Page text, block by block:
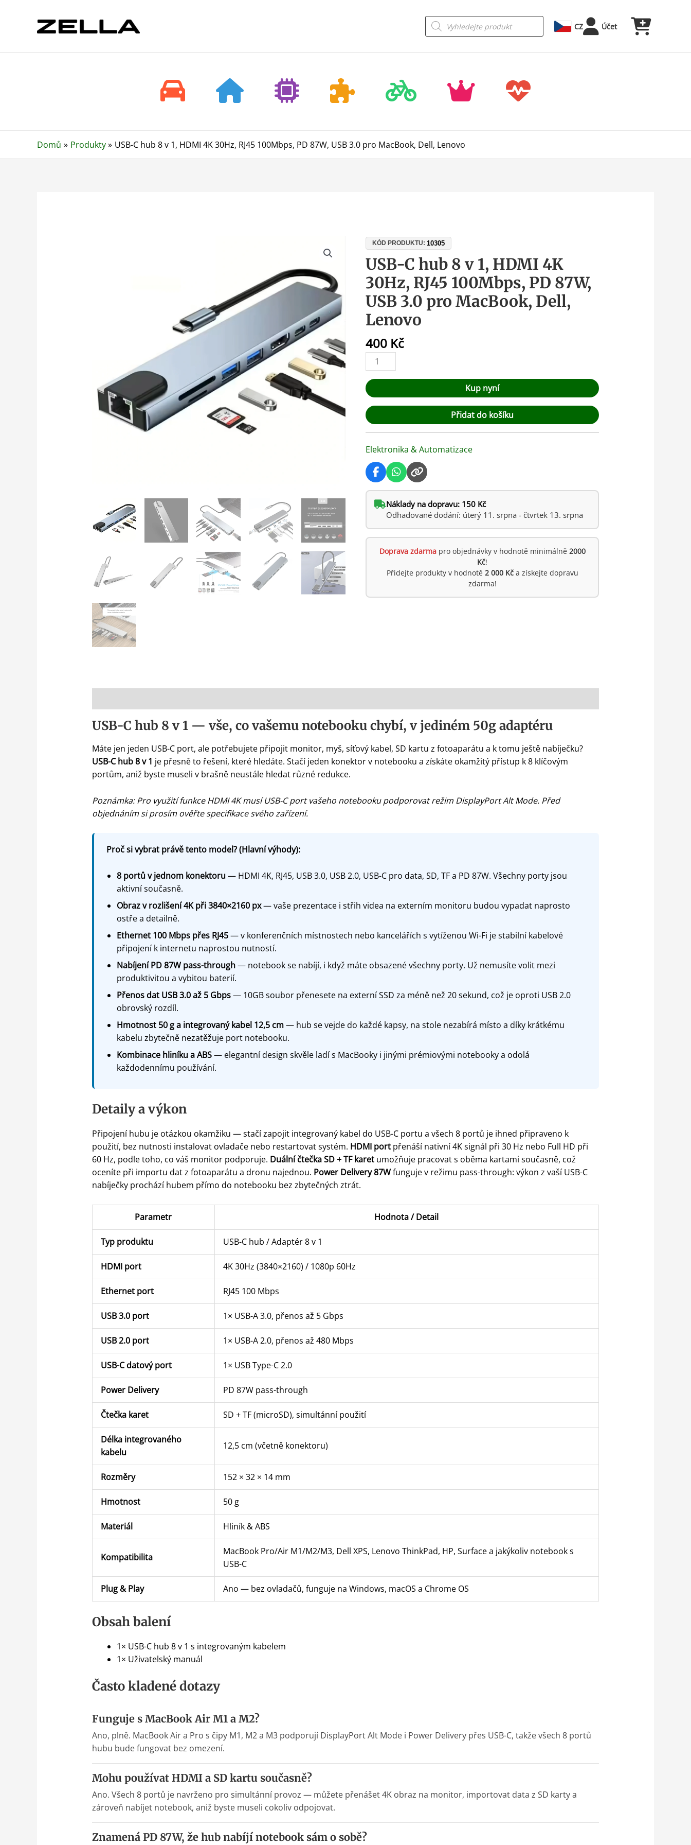
Products
search CZ Účet
Domů Produkty USB-C hub 8 v 1, HDMI 4K 30Hz, RJ45 100Mbps, PD 87W, USB 3.0 pro MacBook, Dell, Lenovo
KÓD PRODUKTU:10305
USB-C hub 8 v 1, HDMI 4K
30Hz, RJ45 100Mbps, PD 87W,
USB 3.0 pro MacBook, Dell,
Lenovo
400 Kč
USB-
hub
8
v
1,
HDMI
30Hz,
RJ45
100Mbps,
PD
87W,
USB
3.0
pro
MacBook,
Dell,
Lenovo
množství
Kup nyní
Přidat do košíku
Elektronika & Automatizace
Náklady na dopravu: 150 Kč
Odhadované dodání: úterý 11. srpna - čtvrtek 13. srpna
Doprava zdarmapro objednávky v hodnotě minimálně 2000
Kč!
Přidejte produkty v hodnotě 2 000 Kča získejte dopravu
zdarma!
USB-C hub 8 v 1 — vše, co vašemu notebooku chybí, v jediném 50g adaptéru
Máte jen jeden USB-C port, ale potřebujete připojit monitor, myš, síťový kabel, SD kartu z fotoaparátu a k tomu ještě nabíječku?
USB-C hub 8 v 1 je přesně to řešení, které hledáte. Stačí jeden konektor v notebooku a získáte okamžitý přístup k 8 klíčovým
portům, aniž byste museli v brašně neustále hledat různé redukce.
Poznámka: Pro využití funkce HDMI 4K musí USB-C port vašeho notebooku podporovat režim DisplayPort Alt Mode. Před
objednáním si prosím ověřte specifikace svého zařízení.
Proč si vybrat právě tento model? (Hlavní výhody):
8 portů v jednom konektoru— HDMI 4K, RJ45, USB 3.0, USB 2.0, USB-C pro data, SD, TF a PD 87W. Všechny porty jsou
aktivní současně.
Obraz v rozlišení 4K při 3840×2160 px— vaše prezentace i střih videa na externím monitoru budou vypadat naprosto
ostře a detailně.
Ethernet 100 Mbps přes RJ45— v konferenčních místnostech nebo kancelářích s vytíženou Wi-Fi je stabilní kabelové
připojení k internetu naprostou nutností.
Nabíjení PD 87W pass-through— notebook se nabíjí, i když máte obsazené všechny porty. Už nemusíte volit mezi
produktivitou a vybitou baterií.
Přenos dat USB 3.0 až 5 Gbps— 10GB soubor přenesete na externí SSD za méně než 20 sekund, což je oproti USB 2.0
obrovský rozdíl.
Hmotnost 50 g a integrovaný kabel 12,5 cm— hub se vejde do každé kapsy, na stole nezabírá místo a díky krátkému
kabelu zbytečně nezatěžuje port notebooku.
Kombinace hliníku a ABS— elegantní design skvěle ladí s MacBooky i jinými prémiovými notebooky a odolá
každodennímu používání.
Detaily a výkon
Připojení hubu je otázkou okamžiku — stačí zapojit integrovaný kabel do USB-C portu a všech 8 portů je ihned připraveno k
použití, bez nutnosti instalovat ovladače nebo restartovat systém. HDMI portpřenáší nativní 4K signál při 30 Hz nebo Full HD při
60 Hz, podle toho, co váš monitor podporuje. Duální čtečka SD + TF karetumožňuje pracovat s oběma kartami současně, což
oceníte při importu dat z fotoaparátu a dronu najednou. Power Delivery 87Wfunguje v režimu pass-through: výkon z vaší USB-C
nabíječky prochází hubem přímo do notebooku bez zbytečných ztrát.
Parametr Hodnota / Detail
Typ produktu USB-C hub / Adaptér 8 v 1
HDMI port 4K 30Hz (3840×2160) / 1080p 60Hz
Ethernet port RJ45 100 Mbps
USB 3.0 port 1× USB-A 3.0, přenos až 5 Gbps
USB 2.0 port 1× USB-A 2.0, přenos až 480 Mbps
USB-C datový port 1× USB Type-C 2.0
Power Delivery PD 87W pass-through
Čtečka karet SD + TF (microSD), simultánní použití
Délka integrovaného
kabelu
12,5 cm (včetně konektoru)
Rozměry 152 × 32 × 14 mm
Hmotnost 50 g
Materiál Hliník & ABS
Kompatibilita
MacBook Pro/Air M1/M2/M3, Dell XPS, Lenovo ThinkPad, HP, Surface a jakýkoliv notebook s
USB-C
Plug & Play Ano — bez ovladačů, funguje na Windows, macOS a Chrome OS
Obsah balení
1× USB-C hub 8 v 1 s integrovaným kabelem
1× Uživatelský manuál
Často kladené dotazy
Funguje s MacBook Air M1 a M2?
Ano, plně. MacBook Air a Pro s čipy M1, M2 a M3 podporují DisplayPort Alt Mode i Power Delivery přes USB-C, takže všech 8 portů
hubu bude fungovat bez omezení.
Mohu používat HDMI a SD kartu současně?
Ano. Všech 8 portů je navrženo pro simultánní provoz — můžete přenášet 4K obraz na monitor, importovat data z SD karty a
zároveň nabíjet notebook, aniž byste museli cokoliv odpojovat.
Znamená PD 87W, že hub nabíjí notebook sám o sobě?